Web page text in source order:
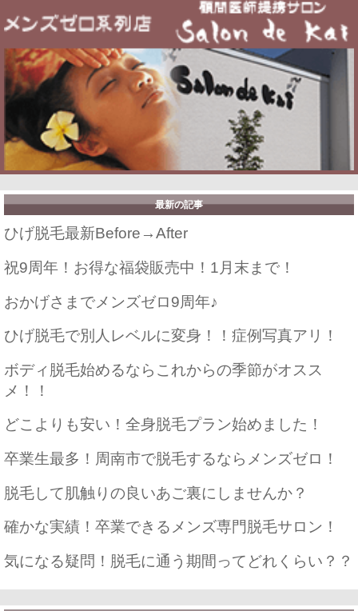
最新の記事
ひげ脱毛最新Before→After
祝9周年！お得な福袋販売中！1月末まで！
おかげさまでメンズゼロ9周年♪
ひげ脱毛で別人レベルに変身！！症例写真アリ！
ボディ脱毛始めるならこれからの季節がオスス
メ！！
どこよりも安い！全身脱毛プラン始めました！
卒業生最多！周南市で脱毛するならメンズゼロ！
脱毛して肌触りの良いあご裏にしませんか？
確かな実績！卒業できるメンズ専門脱毛サロン！
気になる疑問！脱毛に通う期間ってどれくらい？？